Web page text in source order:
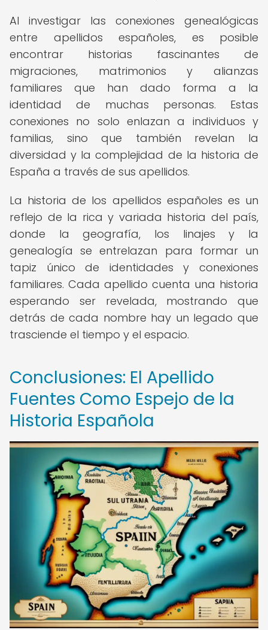
Al investigar las conexiones genealógicas
entre apellidos españoles, es posible
encontrar historias fascinantes de
migraciones, matrimonios y alianzas
familiares que han dado forma a la
identidad de muchas personas. Estas
conexiones no solo enlazan a individuos y
familias, sino que también revelan la
diversidad y la complejidad de la historia de
España a través de sus apellidos.
La historia de los apellidos españoles es un
reflejo de la rica y variada historia del país,
donde la geografía, los linajes y la
genealogía se entrelazan para formar un
tapiz único de identidades y conexiones
familiares. Cada apellido cuenta una historia
esperando ser revelada, mostrando que
detrás de cada nombre hay un legado que
trasciende el tiempo y el espacio.
Conclusiones: El Apellido
Fuentes Como Espejo de la
Historia Española